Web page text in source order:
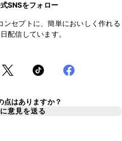
SNSをフォロー
ンセプトに、簡単においしく作れる
配信しています。
点はありますか？
意見を送る